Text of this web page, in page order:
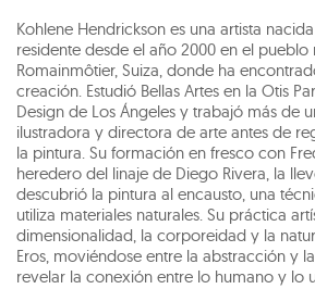
Kohlene Hendrickson es una artista
residente desde el año 2000 en el
Romainmôtier, Suiza, donde ha
creación. Estudió Bellas Artes en la Otis
Design de Los Ángeles y trabajó más de
ilustradora y directora de arte antes de
la pintura. Su formación en fresco con
heredero del linaje de Diego Rivera, la
descubrió la pintura al encausto, una
utiliza materiales naturales. Su práctica
dimensionalidad, la corporeidad y la
Eros, moviéndose entre la abstracción y
revelar la conexión entre lo humano y lo